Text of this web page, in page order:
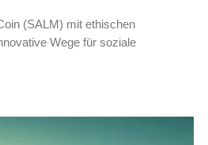
(SALM) mit ethischen
Wege für soziale